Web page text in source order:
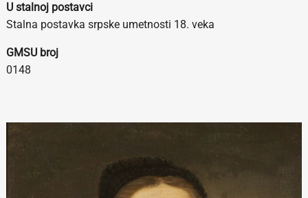
U stalnoj postavci
Stalna postavka srpske umetnosti 18. veka
GMSU broj
0148